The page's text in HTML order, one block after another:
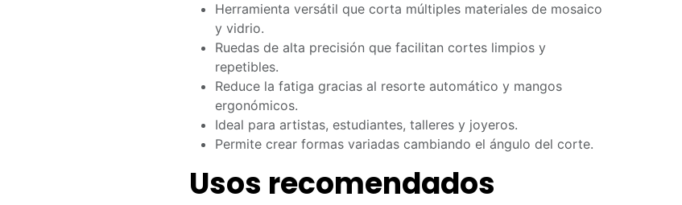
Herramienta versátil que corta múltiples materiales de mosaico
y vidrio.
Ruedas de alta precisión que facilitan cortes limpios y
repetibles.
Reduce la fatiga gracias al resorte automático y mangos
ergonómicos.
Ideal para artistas, estudiantes, talleres y joyeros.
Permite crear formas variadas cambiando el ángulo del corte.
Usos recomendados